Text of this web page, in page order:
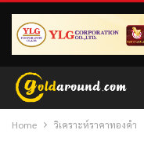
Home วิเคราะห์ราคาทองคำ